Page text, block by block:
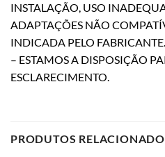
INSTALAÇÃO, USO
ADAPTAÇÕES NÃO
INDICADA PELO FABRICANTE.
– ESTAMOS A DISPOSIÇÃO
ESCLARECIMENTO.
PRODUTOS